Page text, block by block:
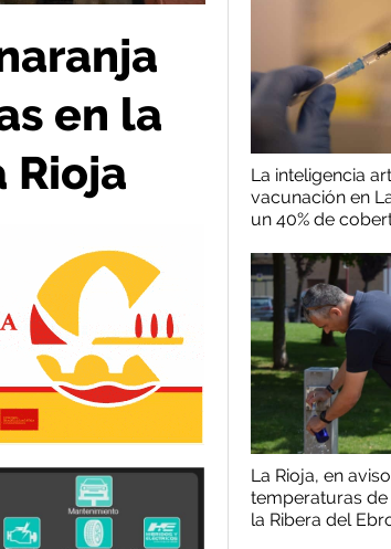
en la
Rioja
La inteligencia
vacunación en
un 40% de
La Rioja, en
temperaturas
la Ribera del